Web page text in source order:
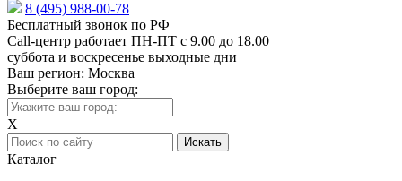
8 (495) 988-00-78
Бесплатный звонок по РФ
Call-центр работает ПН-ПТ с 9.00 до 18.00
суббота и воскресенье выходные дни
Ваш регион: Москва
Выберите ваш город:
X
Каталог